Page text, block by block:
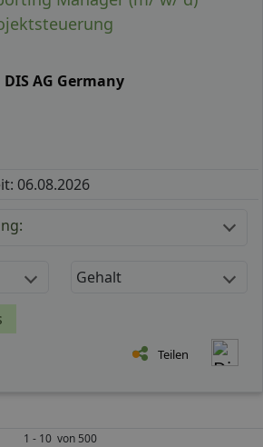
DIS AG Germany
06.08.2026
Gehalt
Teilen
1 - 10 von 500